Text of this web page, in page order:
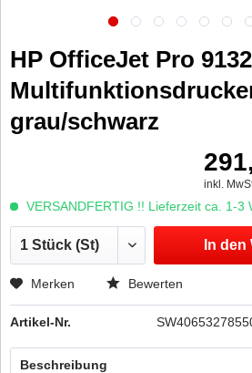
HP OfficeJet Pro
grau/schwarz
inkl.
VERSANDFERTIG !! Lieferzeit ca. 1-3
In den
Merken Bewerten
Artikel-Nr.
Beschreibung